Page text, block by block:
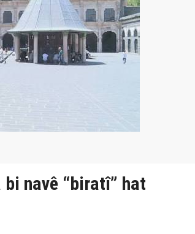
navê “biratî” hat